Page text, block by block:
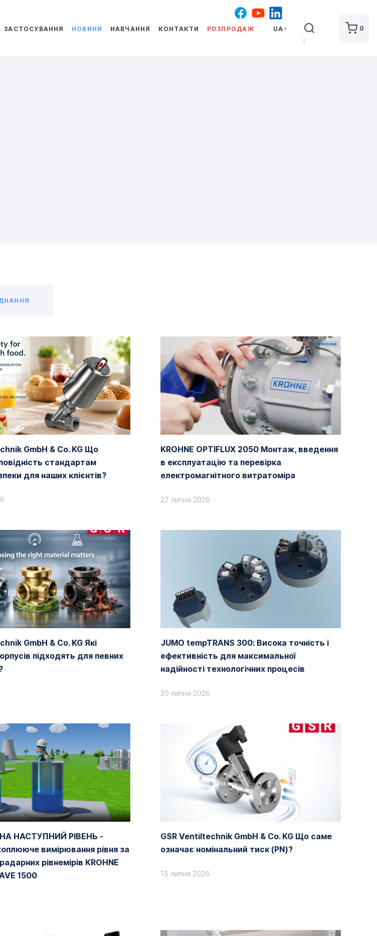
ЗАСТОСУВАННЯ НОВИНИ НАВЧАННЯ КОНТАКТИ РОЗПРОДАЖ UA ШУКАТИ 0
GmbH & Co. KG Що
стандартам
для наших клієнтів?
KROHNE OPTIFLUX 2050 Монтаж, введення
в експлуатацію та перевірка
електромагнітного витратоміра
27 липня 2026
GmbH & Co. KG Які
підходять для певних
JUMO tempTRANS 300: Висока точність і
ефективність для максимальної
надійності технологічних процесів
20 липня 2026
НАСТУПНИЙ РІВЕНЬ -
вимірювання рівня за
рівнемірів KROHNE
1500
GSR Ventiltechnik GmbH & Co. KG Що саме
означає номінальний тиск (PN)?
15 липня 2026